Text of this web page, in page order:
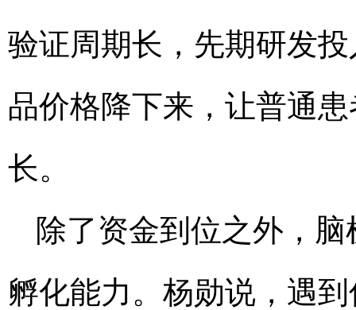
验证周期长，先期研发
品价格降下来，让普通
长。
除了资金到位之外，
孵化能力。杨勋说，遇